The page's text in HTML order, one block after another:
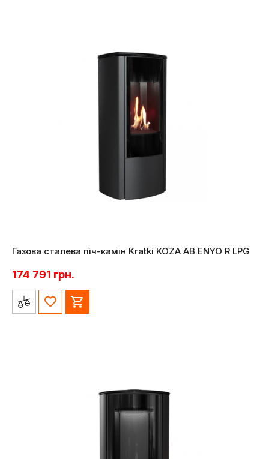
Газова сталева піч-камін Kratki KOZA AB ENYO R LPG
174 791 грн.